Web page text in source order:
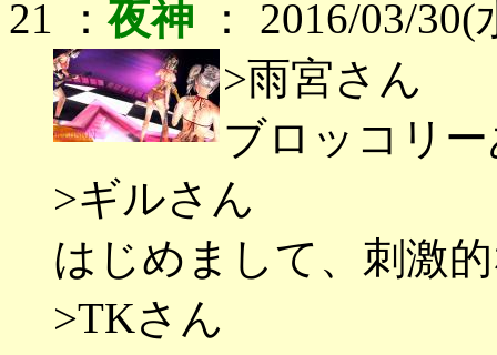
21 ：夜神 ： 2016/03/
>雨宮さん
ブロッコリ
>ギルさん
はじめまして、刺激
>TKさん